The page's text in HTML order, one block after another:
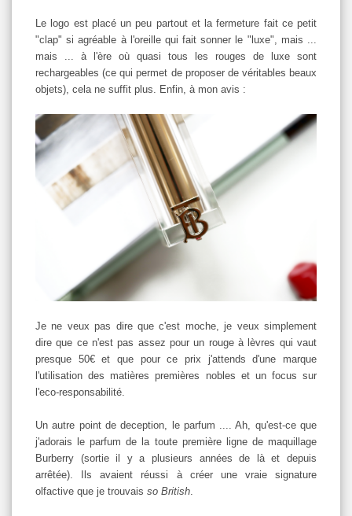
Le logo est placé un peu partout et la fermeture fait ce petit
"clap" si agréable à l'oreille qui fait sonner le "luxe", mais ...
mais ... à l'ère où quasi tous les rouges de luxe sont
rechargeables (ce qui permet de proposer de véritables beaux
objets), cela ne suffit plus. Enfin, à mon avis :
Je ne veux pas dire que c'est moche, je veux simplement
dire que ce n'est pas assez pour un rouge à lèvres qui vaut
presque 50€ et que pour ce prix j'attends d'une marque
l'utilisation des matières premières nobles et un focus sur
l'eco-responsabilité.
Un autre point de deception, le parfum .... Ah, qu'est-ce que
j'adorais le parfum de la toute première ligne de maquillage
Burberry (sortie il y a plusieurs années de là et depuis
arrêtée). Ils avaient réussi à créer une vraie signature
olfactive que je trouvais so British.